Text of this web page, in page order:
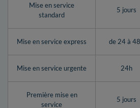
Mise en service
standard
5 jours
Mise en service express de 24 à
Mise en service urgente 24h
Première mise en
service
5 jours